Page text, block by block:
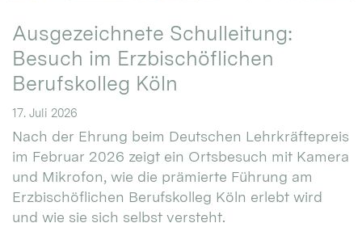
Ausgezeichnete Schulleitung:
Besuch im Erzbischöflichen
Berufskolleg Köln
17. Juli 2026
Nach der Ehrung beim Deutschen Lehrkräftepreis
im Februar 2026 zeigt ein Ortsbesuch mit Kamera
und Mikrofon, wie die prämierte Führung am
Erzbischöflichen Berufskolleg Köln erlebt wird
und wie sie sich selbst versteht.